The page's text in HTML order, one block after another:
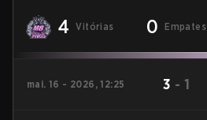
4 Vitórias 0 Empates
mai. 16 - 2026, 12:25 3 - 1